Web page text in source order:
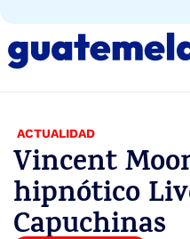
ACTUALIDAD
Vincent
hipnótico
Capuchinas